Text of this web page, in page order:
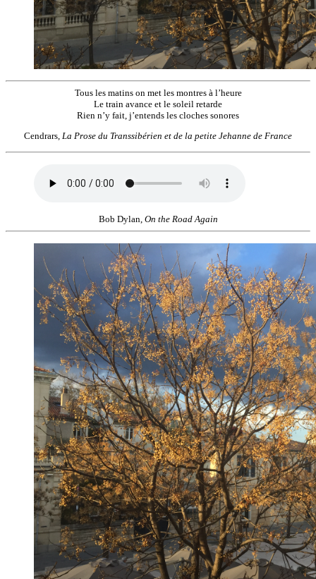
Tous les matins on met les montres à l’heure
Le train avance et le soleil retarde
Rien n’y fait, j’entends les cloches sonores
Cendrars, La Prose du Transsibérien et de la petite Jehanne de France
Bob Dylan, On the Road Again